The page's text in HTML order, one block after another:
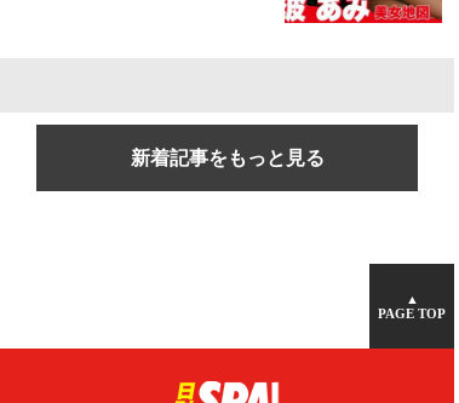
新着記事をもっと見る
▲
PAGE TOP